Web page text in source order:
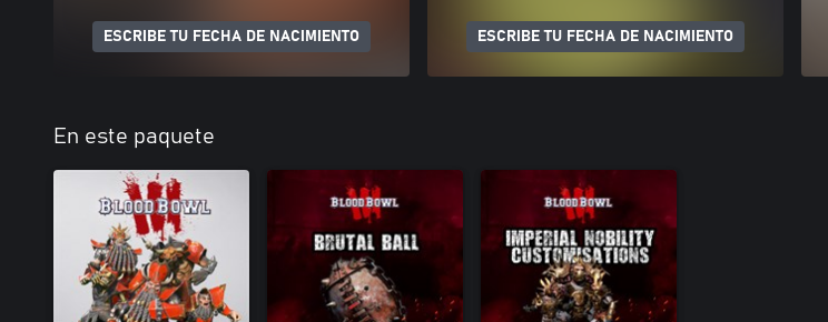
ESCRIBE TU FECHA DE NACIMIENTO ESCRIBE TU FECHA DE NACIMIENTO
En este paquete